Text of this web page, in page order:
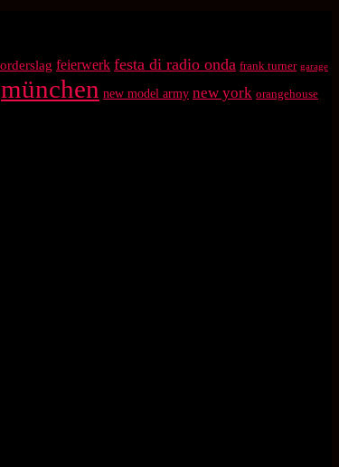
feierwerk festa di radio onda frank turner garage
münchen new model army new york orangehouse